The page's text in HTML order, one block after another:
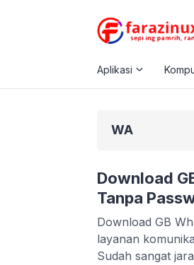
Aplikasi
WA
Download
Tanpa
Download GB
layanan
Sudah sangat